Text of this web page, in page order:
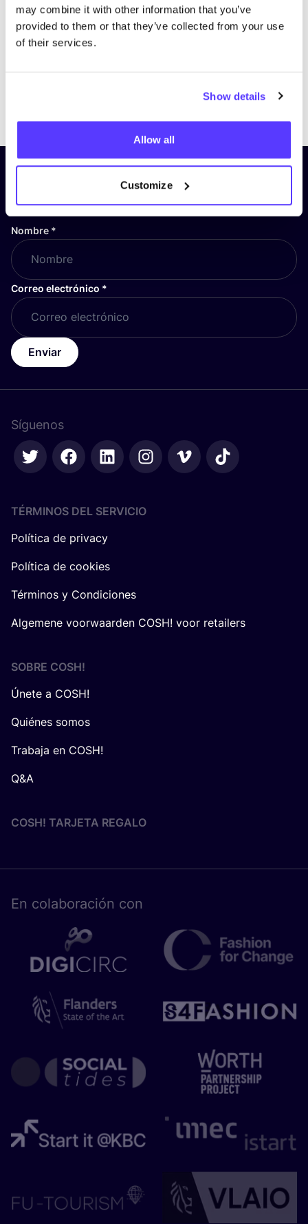
may combine it with other information that you’ve
provided to them or that they’ve collected from your use
of their services.
Show details
Allow all
Customize
PreviousNext
¡Suscríbete a nuestro boletín
y mantente informado!
Nombre *
Correo electrónico *
Enviar
Síguenos
TÉRMINOS DEL SERVICIO
Política de privacy
Política de cookies
Términos y Condiciones
Algemene voorwaarden COSH! voor retailers
SOBRE COSH!
Únete a COSH!
Quiénes somos
Trabaja en COSH!
Q&A
COSH! TARJETA REGALO
En cola­bo­ra­ción con